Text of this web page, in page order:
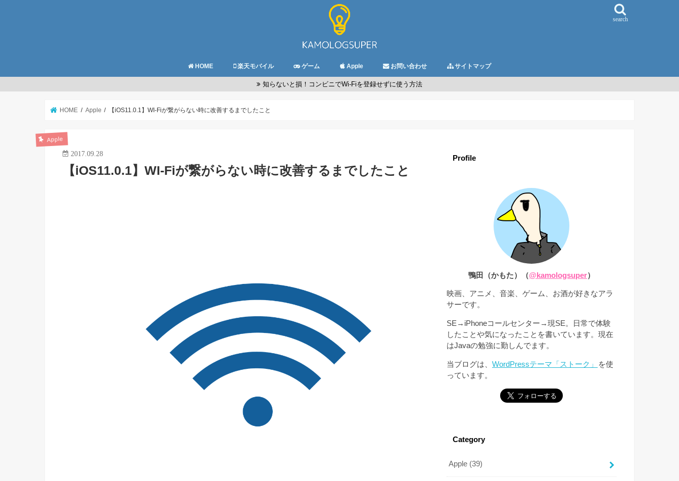
search
HOME 楽天モバイル ゲーム Apple お問い合わせ サイトマップ
知らないと損！コンビニでWi-Fiを登録せずに使う方法
HOME Apple 【iOS11.0.1】WI-Fiが繋がらない時に改善するまでしたこと
Apple
2017.09.28
【iOS11.0.1】WI-Fiが繋がらない時に改善するまでしたこと
Profile
鴨田（かもた）（@kamologsuper）
映画、アニメ、音楽、ゲーム、お酒が好きなアラ
サーです。
SE→iPhoneコールセンター→現SE。日常で体験
したことや気になったことを書いています。現在
はJavaの勉強に勤しんでます。
当ブログは、 WordPressテーマ「ストーク」
を使
っています。
Category
Apple (39)